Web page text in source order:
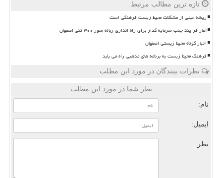
تازه ترین مطالب مرتبط
ریشه خیلی از مشکلات محیط زیست فرهنگی است
آغاز فرایند جذب سرمایه گذار برای راه اندازی زباله سوز ۳۰۰ تنی اصفهان
اخبار کوتاه محیط زیستی اصفهان
فرهنگ محیط زیست به برنامه های مذهبی راه می یابد
نظرات بینندگان در مورد این مطلب
نظر شما در مورد این مطلب
نام:
ایمیل:
نظر: